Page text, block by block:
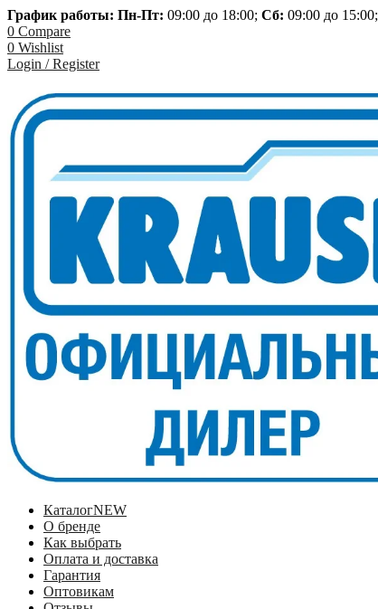
График работы: Пн-Пт: 09:00 до 18:00; Сб: 09:00 до 15:00;
0 Compare
0 Wishlist
Login / Register
КаталогNEW
О бренде
Как выбрать
Оплата и доставка
Гарантия
Оптовикам